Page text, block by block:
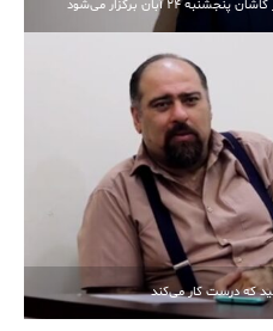
آبان برگزار می‌شود
که درست کار می‌کند